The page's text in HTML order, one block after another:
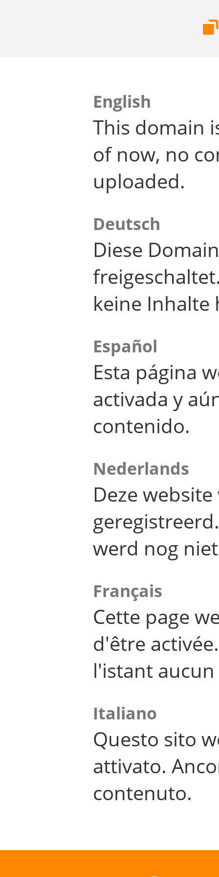
English
This domain
of now, no
uploaded.
Deutsch
Diese
keine Inhalte
Español
Esta página
activada y
contenido.
Nederlands
Deze
werd nog
Français
Cette page
d'être
l'istant
Italiano
Questo sito
attivato.
contenuto.